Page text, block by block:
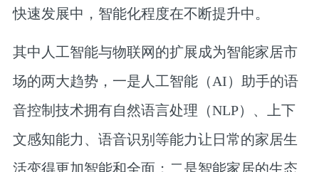
快速发展中，智能化程度在不断提升中。
其中人工智能与物联网的扩展成为智能家居市
场的两大趋势，一是人工智能（AI）助手的语
音控制技术拥有自然语言处理（NLP）、上下
文感知能力、语音识别等能力让日常的家居生
活变得更加智能和全面；二是智能家居的生态